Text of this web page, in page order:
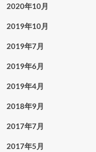
2020年10月
2019年10月
2019年7月
2019年6月
2019年4月
2018年9月
2017年7月
2017年5月